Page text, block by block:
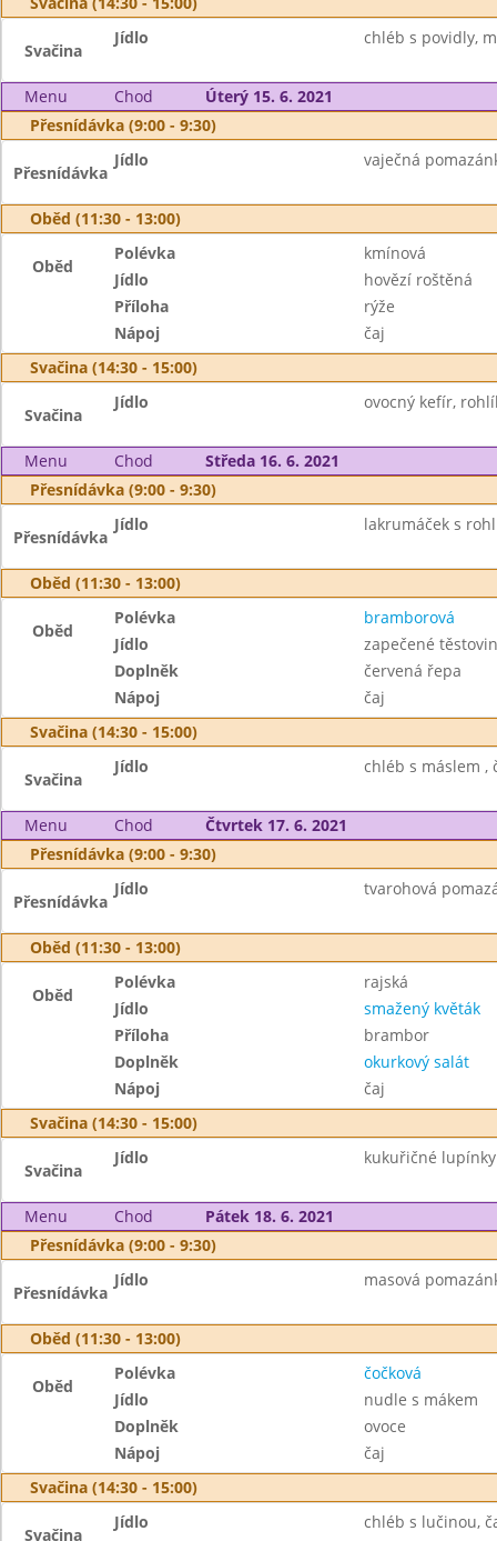
Svačina
Jídlo chléb s povidly,
Menu Chod
Úterý 15. 6. 2021
Přesnídávka (9:00 - 9:30)
Přesnídávka
Jídlo vaječná
Oběd (11:30 - 13:00)
Oběd
Polévka
kmínová
Jídlo
hovězí roštěná
Příloha
rýže
Nápoj
čaj
Svačina (14:30 - 15:00)
Svačina
Jídlo ovocný kefír,
Menu Chod
Středa 16. 6. 2021
Přesnídávka (9:00 - 9:30)
Přesnídávka
Jídlo lakrumáček s
Oběd (11:30 - 13:00)
Oběd
Polévka
bramborová
Jídlo
zapečené
Doplněk
červená řepa
Nápoj
čaj
Svačina (14:30 - 15:00)
Svačina
Jídlo chléb s máslem ,
Menu Chod
Čtvrtek 17. 6. 2021
Přesnídávka (9:00 - 9:30)
Přesnídávka
Jídlo tvarohová
Oběd (11:30 - 13:00)
Oběd
Polévka
rajská
Jídlo
smažený květák
Příloha
brambor
Doplněk
okurkový salát
Nápoj
čaj
Svačina (14:30 - 15:00)
Svačina
Jídlo kukuřičné
Menu Chod
Pátek 18. 6. 2021
Přesnídávka (9:00 - 9:30)
Přesnídávka
Jídlo masová
Oběd (11:30 - 13:00)
Oběd
Polévka
čočková
Jídlo
nudle s mákem
Doplněk
ovoce
Nápoj
čaj
Svačina (14:30 - 15:00)
Svačina
Jídlo chléb s lučinou,